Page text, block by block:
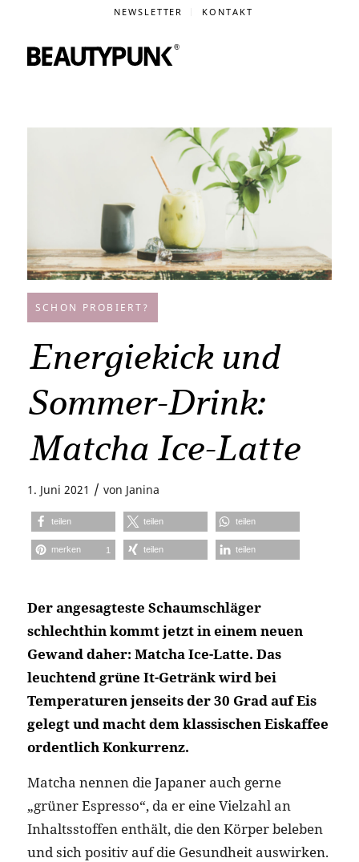
NEWSLETTER KONTAKT
SCHON PROBIERT?
Energiekick und
Sommer-Drink:
Matcha Ice-Latte
1. Juni 2021 / von Janina
teilen teilen teilen
merken 1 teilen teilen
Der angesagteste Schaumschläger
schlechthin kommt jetzt in einem neuen
Gewand daher: Matcha Ice-Latte. Das
leuchtend grüne It-Getränk wird bei
Temperaturen jenseits der 30 Grad auf Eis
gelegt und macht dem klassischen Eiskaffee
ordentlich Konkurrenz.
Matcha nennen die Japaner auch gerne
„grüner Espresso“, da er eine Vielzahl an
Inhaltsstoffen enthält, die den Körper beleben
und sich positiv auf die Gesundheit auswirken.